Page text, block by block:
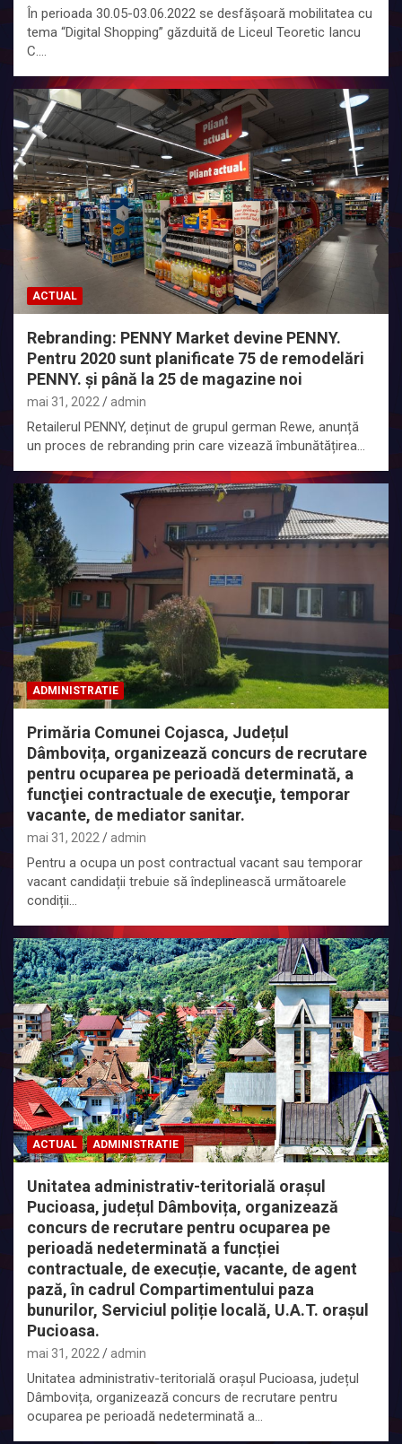
În perioada 30.05-03.06.2022 se desfășoară mobilitatea cu
tema “Digital Shopping” găzduită de Liceul Teoretic Iancu
C.…
ACTUAL
Rebranding: PENNY Market devine PENNY.
Pentru 2020 sunt planificate 75 de remodelări
PENNY. și până la 25 de magazine noi
mai 31, 2022 admin
Retailerul PENNY, deținut de grupul german Rewe, anunță
un proces de rebranding prin care vizează îmbunătățirea…
ADMINISTRATIE
Primăria Comunei Cojasca, Județul
Dâmbovița, organizează concurs de recrutare
pentru ocuparea pe perioadă determinată, a
funcţiei contractuale de execuţie, temporar
vacante, de mediator sanitar.
mai 31, 2022 admin
Pentru a ocupa un post contractual vacant sau temporar
vacant candidații trebuie să îndeplinească următoarele
condiții…
ACTUAL ADMINISTRATIE
Unitatea administrativ-teritorială orașul
Pucioasa, județul Dâmbovița, organizează
concurs de recrutare pentru ocuparea pe
perioadă nedeterminată a funcției
contractuale, de execuție, vacante, de agent
pază, în cadrul Compartimentului paza
bunurilor, Serviciul poliție locală, U.A.T. orașul
Pucioasa.
mai 31, 2022 admin
Unitatea administrativ-teritorială orașul Pucioasa, județul
Dâmbovița, organizează concurs de recrutare pentru
ocuparea pe perioadă nedeterminată a…